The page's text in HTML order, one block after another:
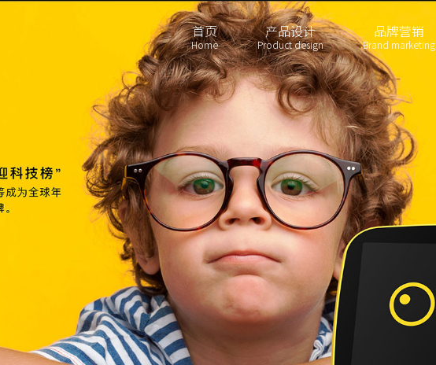
首页
Home
产品设计
Product design
品牌营销
Brand marketing